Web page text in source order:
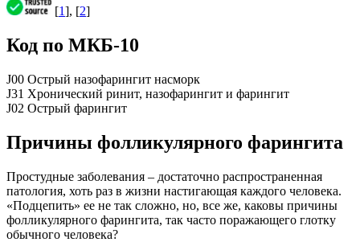
[1], [2]
Код по МКБ-10
J00 Острый назофарингит насморк
J31 Хронический ринит, назофарингит и фарингит
J02 Острый фарингит
Причины фолликулярного фарингита
Простудные заболевания – достаточно распространенная
патология, хоть раз в жизни настигающая каждого человека.
«Подцепить» ее не так сложно, но, все же, каковы причины
фолликулярного фарингита, так часто поражающего глотку
обычного человека?